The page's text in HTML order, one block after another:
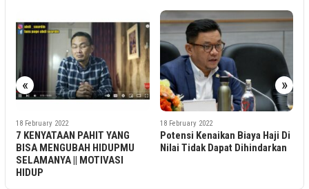
« »
18 February 2022
Potensi Kenaikan Biaya Haji Di
Nilai Tidak Dapat Dihindarkan
18 February 2022
Kasus Minyak Goreng Palsu
Harus Diusut Tuntas